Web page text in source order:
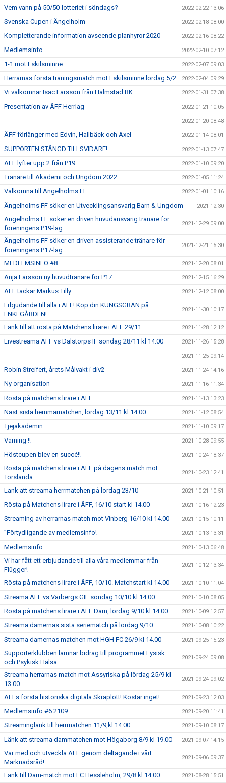
Vem vann på 50/50-lotteriet i söndags? 2022-02-22 13:06
Svenska Cupen i Ängelholm 2022-02-18 08:00
Kompletterande information avseende planhyror 2020 2022-02-16 08:22
Medlemsinfo 2022-02-10 07:12
1-1 mot Eskilsminne 2022-02-07 09:03
Herrarnas första träningsmatch mot Eskilsminne lördag 5/2 2022-02-04 09:29
Vi välkomnar Isac Larsson från Halmstad BK. 2022-01-31 07:38
Presentation av ÄFF Herrlag 2022-01-21 10:05
2022-01-20 08:48
ÄFF förlänger med Edvin, Hallbäck och Axel 2022-01-14 08:01
SUPPORTEN STÄNGD TILLSVIDARE! 2022-01-13 07:47
ÄFF lyfter upp 2 från P19 2022-01-10 09:20
Tränare till Akademi och Ungdom 2022 2022-01-05 11:24
Välkomna till Ängelholms FF 2022-01-01 10:16
Ängelholms FF söker en Utvecklingsansvarig Barn & Ungdom 2021-12-30
Ängelholms FF söker en driven huvudansvarig tränare för
föreningens P19-lag
2021-12-29 09:00
Ängelholms FF söker en driven assisterande tränare för
föreningens P17-lag
2021-12-21 15:30
MEDLEMSINFO #8 2021-12-20 08:01
Anja Larsson ny huvudtränare för P17 2021-12-15 16:29
ÄFF tackar Markus Tilly 2021-12-12 08:00
Erbjudande till alla i ÄFF! Köp din KUNGSGRAN på
ENKEGÅRDEN!
2021-11-30 10:17
Länk till att rösta på Matchens lirare i ÄFF 29/11 2021-11-28 12:12
Livestreama ÄFF vs Dalstorps IF söndag 28/11 kl 14.00 2021-11-26 15:28
2021-11-25 09:14
Robin Streifert, årets Målvakt i div2 2021-11-24 14:16
Ny organisation 2021-11-16 11:34
Rösta på matchens lirare i ÄFF 2021-11-13 13:23
Näst sista hemmamatchen, lördag 13/11 kl 14:00 2021-11-12 08:54
Tjejakademin 2021-11-10 09:17
Varning !! 2021-10-28 09:55
Höstcupen blev en succé!! 2021-10-24 18:37
Rösta på matchens lirare i ÄFF på dagens match mot
Torslanda.
2021-10-23 12:41
Länk att streama herrmatchen på lördag 23/10 2021-10-21 10:51
Rösta på Matchens lirare i ÄFF, 16/10 start kl 14.00 2021-10-16 12:23
Streaming av herrarnas match mot Vinberg 16/10 kl 14.00 2021-10-15 10:11
”Förtydligande av medlemsinfo! 2021-10-13 13:31
Medlemsinfo 2021-10-13 06:48
Vi har fått ett erbjudande till alla våra medlemmar från
Flügger!
2021-10-12 13:34
Rösta på matchens lirare i ÄFF, 10/10. Matchstart kl 14.00 2021-10-10 11:04
Streama ÄFF vs Varbergs GIF söndag 10/10 kl 14:00 2021-10-10 08:05
Rösta på matchens lirare i ÄFF Dam, lördag 9/10 kl 14.00 2021-10-09 12:57
Streama damernas sista seriematch på lördag 9/10 2021-10-08 10:22
Streama damernas matchen mot HGH FC 26/9 kl 14.00 2021-09-25 15:23
Supporterklubben lämnar bidrag till programmet Fysisk
och Psykisk Hälsa
2021-09-24 09:08
Streama herrarnas match mot Assyriska på lördag 25/9 kl
13.00
2021-09-24 09:02
ÄFFs första historiska digitala Skraplott! Kostar inget! 2021-09-23 12:03
Medlemsinfo #6 2109 2021-09-20 11:41
Streaminglänk till herrmatchen 11/9,kl 14.00 2021-09-10 08:17
Länk att streama dammatchen mot Högaborg 8/9 kl 19.00 2021-09-07 14:15
Var med och utveckla ÄFF genom deltagande i vårt
Marknadsråd!
2021-09-06 09:37
Länk till Dam-match mot FC Hessleholm, 29/8 kl 14.00 2021-08-28 15:51